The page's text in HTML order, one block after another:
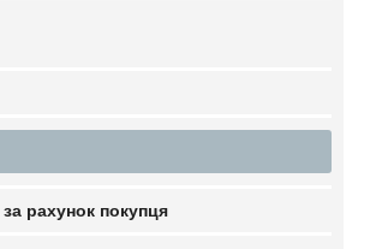
за рахунок покупця